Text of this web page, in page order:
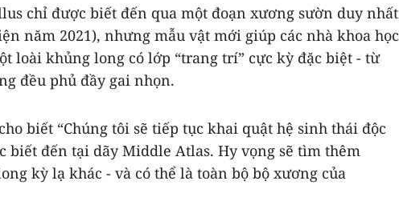
chỉ được biết đến qua một đoạn xương sườn duy nhất
năm 2021), nhưng mẫu vật mới giúp các nhà khoa học
loài khủng long có lớp “trang trí” cực kỳ đặc biệt - từ
đều phủ đầy gai nhọn.
biết “Chúng tôi sẽ tiếp tục khai quật hệ sinh thái độc
biết đến tại dãy Middle Atlas. Hy vọng sẽ tìm thêm
kỳ lạ khác - và có thể là toàn bộ bộ xương của